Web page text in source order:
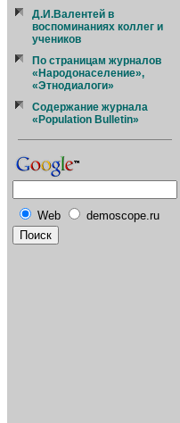
Д.И.Валентей в
воспоминаниях коллег и
учеников
По страницам журналов
«Народонаселение»,
«Этнодиалоги»
Содержание журнала
«Population Bulletin»
Web demoscope.ru